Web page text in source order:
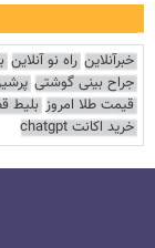
خبرآنلاین راه نو آنلاین
جراح بینی گوشتی
قیمت طلا امروز بلیط
خرید اکانت chatgpt